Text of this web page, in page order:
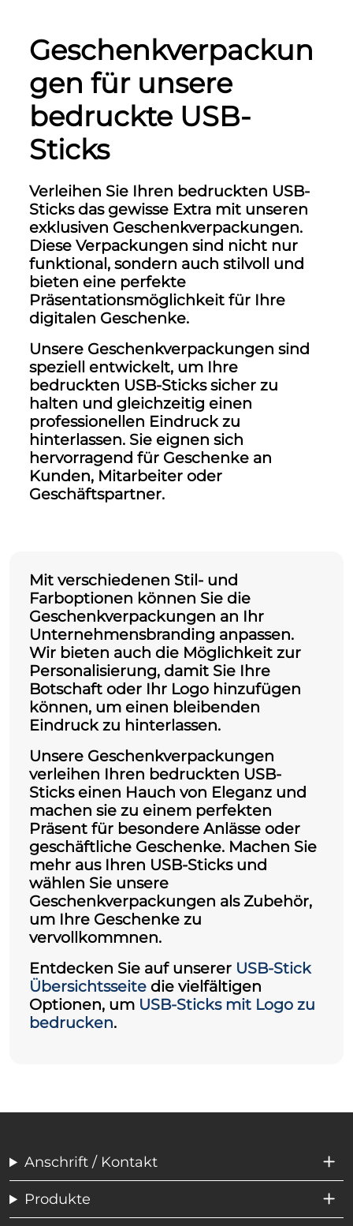
Geschenkverpackun
gen für unsere
bedruckte USB-
Sticks
Verleihen Sie Ihren bedruckten USB-
Sticksdas gewisse Extra mit unseren
exklusiven Geschenkverpackungen.
Diese Verpackungen sind nicht nur
funktional, sondern auch stilvoll und
bieten eine perfekte
Präsentationsmöglichkeit für Ihre
digitalen Geschenke.
Unsere Geschenkverpackungen sind
speziell entwickelt, um Ihre
bedruckten USB-Stickssicher zu
halten und gleichzeitig einen
professionellen Eindruck zu
hinterlassen. Sie eignen sich
hervorragend für Geschenke an
Kunden, Mitarbeiter oder
Geschäftspartner.
Mit verschiedenen Stil- und
Farboptionen können Sie die
Geschenkverpackungen an Ihr
Unternehmensbranding anpassen.
Wir bieten auch die Möglichkeit zur
Personalisierung, damit Sie Ihre
Botschaft oder Ihr Logo hinzufügen
können, um einen bleibenden
Eindruck zu hinterlassen.
Unsere Geschenkverpackungen
verleihen Ihren bedruckten USB-
Stickseinen Hauch von Eleganz und
machen sie zu einem perfekten
Präsent für besondere Anlässe oder
geschäftliche Geschenke. Machen Sie
mehr aus Ihren USB-Sticksund
wählen Sie unsere
Geschenkverpackungen als Zubehör,
um Ihre Geschenke zu
vervollkommnen.
Entdecken Sie auf unserer USB-Stick
Übersichtsseite die vielfältigen
Optionen, um USB-Sticks mit Logo zu
bedrucken.
Anschrift / Kontakt
Produkte